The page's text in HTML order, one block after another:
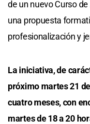
de un nuevo Curso
una propuesta
profesionalización y
La iniciativa, de
próximo martes 21
cuatro meses, con
martes de 18 a 20